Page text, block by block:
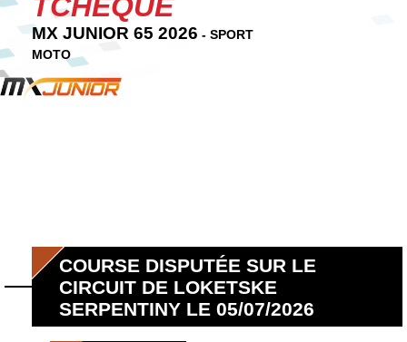
MX JUNIOR 65 2026 - SPORT
MOTO
COURSE DISPUTÉE SUR LE
CIRCUIT DE LOKETSKE
SERPENTINY LE 05/07/2026